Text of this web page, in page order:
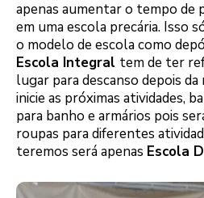
apenas aumentar o tempo de
em uma escola precária. Isso
o modelo de escola como
Escola Integral tem de ter
lugar para descanso depois
inicie as próximas atividades,
para banho e armários pois
roupas para diferentes
teremos será apenas Escola